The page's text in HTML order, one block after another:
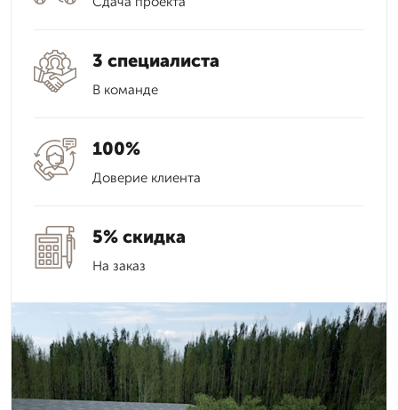
3 специалиста
В команде
100%
Доверие клиента
5% скидка
На заказ